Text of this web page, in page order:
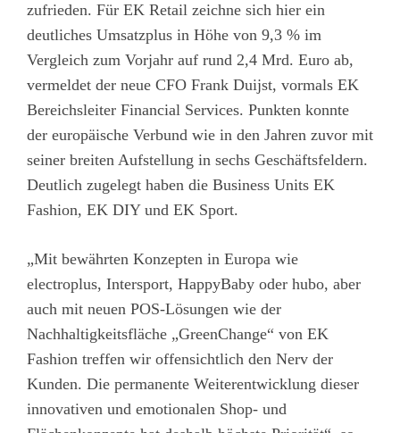
zufrieden. Für EK Retail zeichne sich hier ein
deutliches Umsatzplus in Höhe von 9,3 % im
Vergleich zum Vorjahr auf rund 2,4 Mrd. Euro ab,
vermeldet der neue CFO Frank Duijst, vormals EK
Bereichsleiter Financial Services. Punkten konnte
der europäische Verbund wie in den Jahren zuvor mit
seiner breiten Aufstellung in sechs Geschäftsfeldern.
Deutlich zugelegt haben die Business Units EK
Fashion, EK DIY und EK Sport.
„Mit bewährten Konzepten in Europa wie
electroplus, Intersport, HappyBaby oder hubo, aber
auch mit neuen POS-Lösungen wie der
Nachhaltigkeitsfläche „GreenChange“ von EK
Fashion treffen wir offensichtlich den Nerv der
Kunden. Die permanente Weiterentwicklung dieser
innovativen und emotionalen Shop- und